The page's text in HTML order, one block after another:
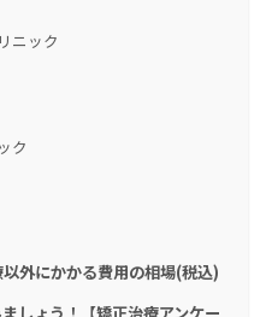
ニック
ク
外にかかる費用の相場(税込)